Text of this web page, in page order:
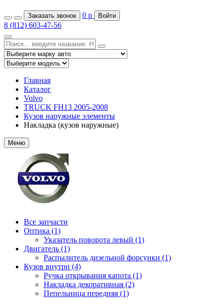
Заказать звонок 0 р Войти
8 (812) 603-47-56
Главная
Каталог
Volvo
TRUCK FH13 2005-2008
Кузов наружные элементы
Накладка (кузов наружные)
Меню
Все запчасти
Оптика (1)
Указатель поворота левый (1)
Двигатель (1)
Распылитель дизельной форсунки (1)
Кузов внутри (4)
Ручка открывания капота (1)
Накладка декоративная (2)
Пепельница передняя (1)